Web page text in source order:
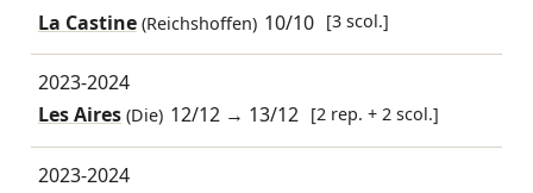
La Castine(Reichshoffen) 10/10 [3 scol.]
2023-2024
Les Aires(Die) 12/12 → 13/12 [2 rep. + 2 scol.]
2023-2024